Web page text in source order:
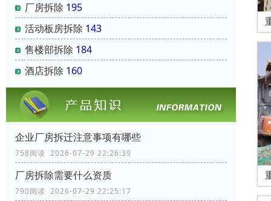
厂房拆除 195
活动板房拆除 143
售楼部拆除 184
酒店拆除 160
企业厂房拆迁注意事项有哪些
758阅读 2026-07-29 22:26:39
厂房拆除需要什么资质
790阅读 2026-07-29 22:25:17